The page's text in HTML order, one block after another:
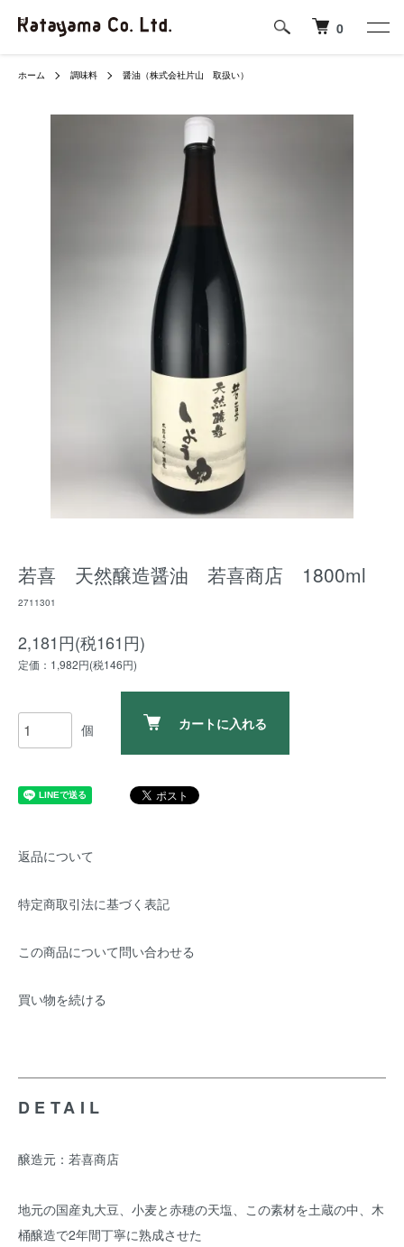
0
ホーム 調味料 醤油（株式会社片山 取扱い）
若喜 天然醸造醤油 若喜商店 1800ml
2711301
2,181円(税161円)
定価：1,982円(税146円)
個 カートに入れる
返品について
特定商取引法に基づく表記
この商品について問い合わせる
買い物を続ける
DETAIL
醸造元：若喜商店
地元の国産丸大豆、小麦と赤穂の天塩、この素材を土蔵の中、木
桶醸造で2年間丁寧に熟成させた